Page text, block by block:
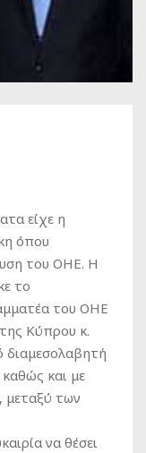
είχε η
όπου
του ΟΗΕ. Η
το
του ΟΗΕ
Κύπρου κ.
διαμεσολαβητή
και με
μεταξύ των
να θέσει